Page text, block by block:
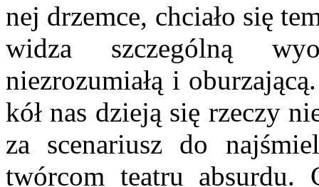
nej drzemce, chciało się
widza szczególną
niezrozumiałą i
kół nas dzieją się rzeczy
za scenariusz do
twórcom tea­tru absurdu.